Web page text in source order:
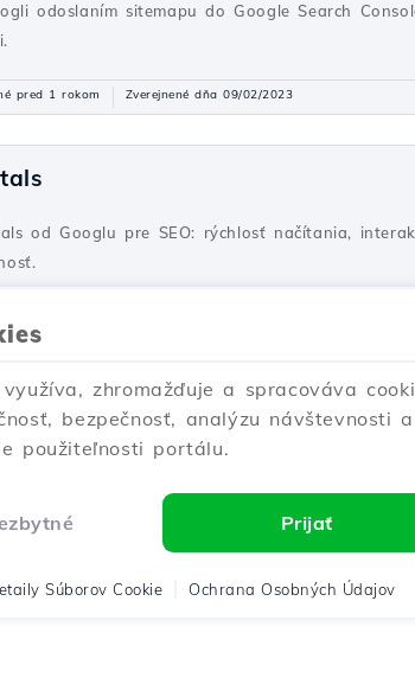
odoslaním sitemapu do Google Search
pred 1 rokom Zverejnené dňa 09/02/2023
od Googlu pre SEO: rýchlosť načítania,
panela cPanel pomocou
na optimalizáciu webovej stránky pomocou
pred 1 rokom Zverejnené dňa 06/10/2017
zhromažďuje a spracováva
bezpečnosť, analýzu návštevnosti a
použiteľnosti portálu.
Prijať
Súborov Cookie Ochrana Osobných Údajov